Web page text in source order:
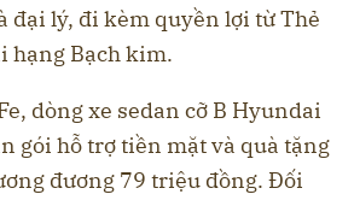
đại lý, đi kèm quyền lợi từ Thẻ
hạng Bạch kim.
dòng xe sedan cỡ B Hyundai
gói hỗ trợ tiền mặt và quà tặng
đương 79 triệu đồng. Đối